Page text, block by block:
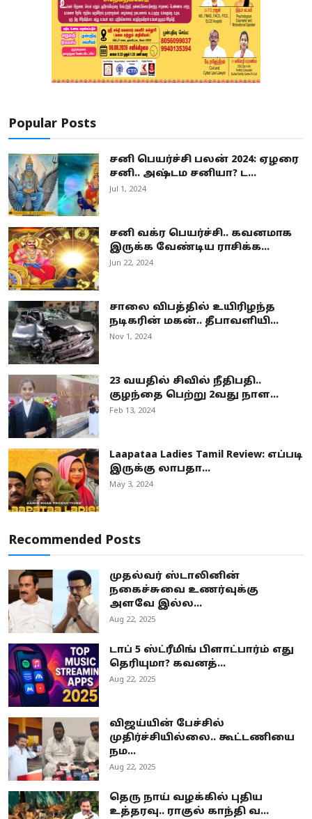
Popular Posts
சனி பெயர்ச்சி பலன் 2024: ஏழரை
சனி.. அஷ்டம சனியா? ட...
Jul 1, 2024
சனி வக்ர பெயர்ச்சி.. கவனமாக
இருக்க வேண்டிய ராசிக்க...
Jun 22, 2024
சாலை விபத்தில் உயிரிழந்த
நடிகரின் மகன்.. தீபாவளியி...
Nov 1, 2024
23 வயதில் சிவில் நீதிபதி..
குழந்தை பெற்று 2வது நாள...
Feb 13, 2024
Laapataa Ladies Tamil Review: எப்படி
இருக்கு லாபதா...
May 3, 2024
Recommended Posts
முதல்வர் ஸ்டாலினின்
நகைச்சுவை உணர்வுக்கு
அளவே இல்ல...
Aug 22, 2025
டாப் 5 ஸ்ட்ரீமிங் பிளாட்பார்ம் எது
தெரியுமா? கவனத்...
Aug 22, 2025
விஜய்யின் பேச்சில்
முதிர்ச்சியில்லை.. கூட்டணியை
நம...
Aug 22, 2025
தெரு நாய் வழக்கில் புதிய
உத்தரவு.. ராகுல் காந்தி வ...